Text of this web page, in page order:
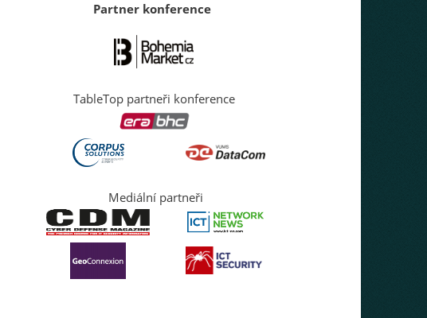
Partner konference
TableTop partneři konference
Mediální partneři